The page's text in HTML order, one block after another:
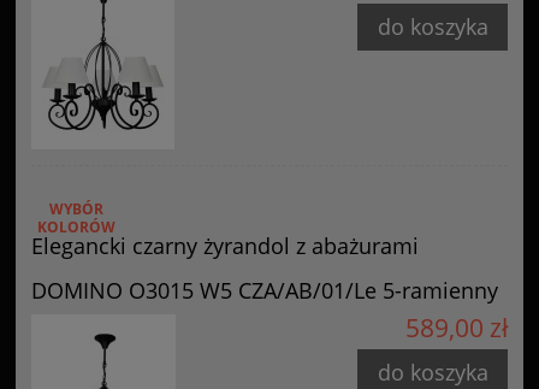
do koszyka
Elegancki czarny żyrandol z abażurami
DOMINO O3015 W5 CZA/AB/01/Le 5-ramienny
WYBÓR
KOLORÓW
589,00 zł
do koszyka